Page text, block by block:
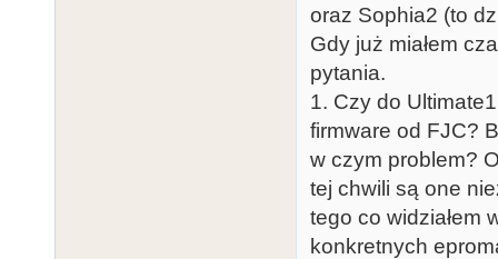
oraz Sophia2 (to
Gdy już miałem
pytania.
1. Czy do
firmware od FJC?
w czym problem?
tej chwili są one
tego co widziałem
konkretnych